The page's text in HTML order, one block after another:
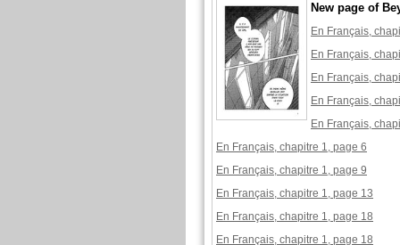
New page of
En Français,
En Français,
En Français,
En Français,
En Français,
En Français, chapitre 1, page 6
En Français, chapitre 1, page 9
En Français, chapitre 1, page 13
En Français, chapitre 1, page 18
En Français, chapitre 1, page 18